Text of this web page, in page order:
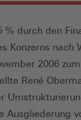
durch den
Konzerns nach
2006
René
Ausgliederung